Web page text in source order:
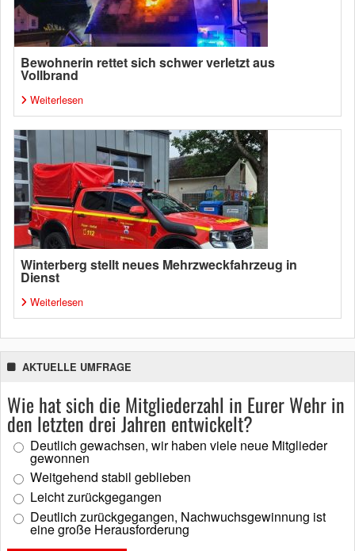
Bewohnerin rettet sich schwer verletzt aus
Vollbrand
Weiterlesen
Winterberg stellt neues Mehrzweckfahrzeug in
Dienst
Weiterlesen
AKTUELLE UMFRAGE
Wie hat sich die Mitgliederzahl in Eurer Wehr in
den letzten drei Jahren entwickelt?
Deutlich gewachsen, wir haben viele neue Mitglieder
gewonnen
Weitgehend stabil geblieben
Leicht zurückgegangen
Deutlich zurückgegangen, Nachwuchsgewinnung ist
eine große Herausforderung